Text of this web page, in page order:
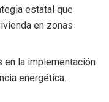
estatal que
en zonas
en la implementación
energética.